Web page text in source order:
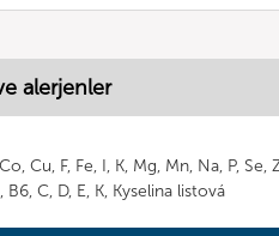
alerjenler
Cu, F, Fe, I, K, Mg, Mn, Na, P, Se,
C, D, E, K, Kyselina listová